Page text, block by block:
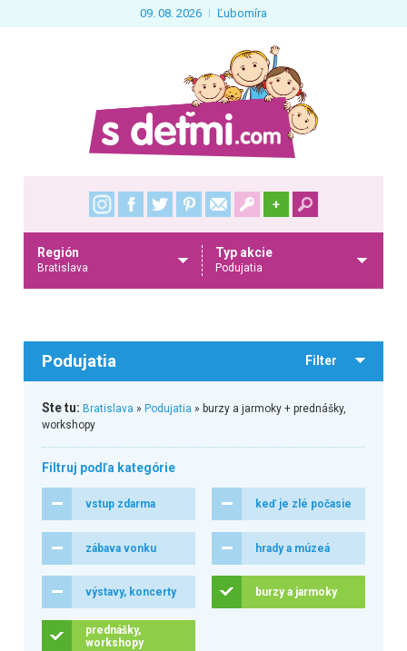
09. 08. 2026 Ľubomíra
+
Región
Bratislava
Typ akcie
Podujatia
Podujatia Filter
Ste tu: Bratislava » Podujatia » burzy a jarmoky + prednášky,
workshopy
Filtruj podľa kategórie
vstup zdarma keď je zlé počasie
zábava vonku hrady a múzeá
výstavy, koncerty burzy a jarmoky
prednášky,
workshopy